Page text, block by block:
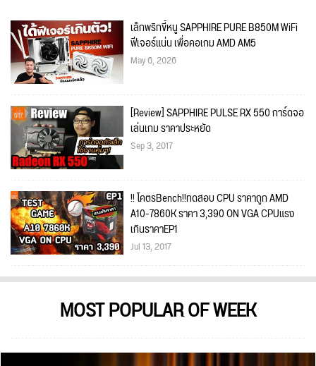
เล็กพริกขี้หนู SAPPHIRE PURE B850M WiFi
ฟีเจอร์แน่น เพื่อคอเกม AMD AM5
May 6, 2026
[Review] SAPPHIRE PULSE RX 550 การ์ดจอ
เล่นเกม ราคาประหยัด
Sep 3, 2017
!! โคตรBench!!ทดสอบ CPU ราคาถูก AMD
A10-7860K ราคา 3,390 ON VGA CPUแรง
เกินราคาEP1
Jul 13, 2017
MOST POPULAR OF WEEK